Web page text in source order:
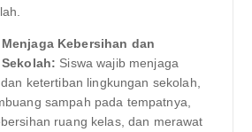
Kebersihan dan
Siswa wajib menjaga
ketertiban lingkungan sekolah,
sampah pada tempatnya,
ruang kelas, dan merawat